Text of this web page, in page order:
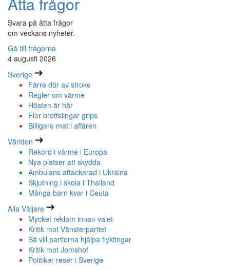
Svara på åtta frågor
om veckans nyheter.
Gå till frågorna
4 augusti 2026
Sverige
Färre dör av stroke
Regler om värme
Hösten är här
Fler brottslingar grips
Billigare mat i affären
Världen
Rekord i värme i Europa
Nya platser att skydda
Ambulans attackerad i Ukraina
Skjutning i skola i Thailand
Många barn kvar i Ceuta
Alla Väljare
Mycket reklam innan valet
Kritik mot Vänsterpartiet
Så vill partierna hjälpa flyktingar
Kritik mot Jomshof
Politiker reser i Sverige